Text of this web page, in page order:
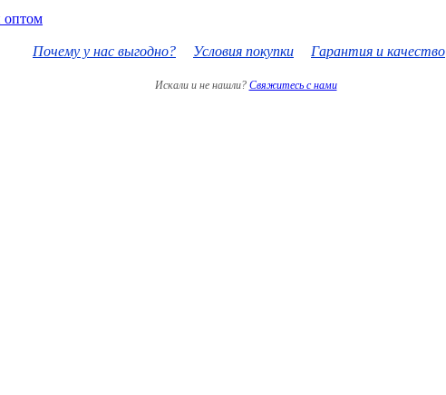
Почему у нас выгодно? Условия покупки Гарантия и качество
Искали и не нашли? Свяжитесь с нами